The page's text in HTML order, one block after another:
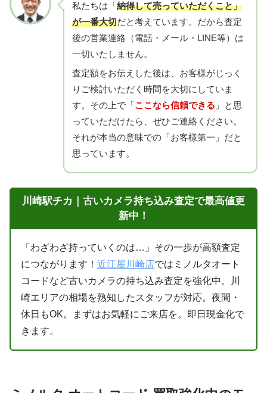
私たちは「納得して売っていただくこと」
が一番大切だと考えています。だから査定
後の営業連絡（電話・メール・LINE等）は
一切いたしません。
査定額をお伝えした後は、お客様がじっく
りご検討いただく時間を大切にしていま
す。その上で「ここなら信頼できる 」と思
っていただけたら、ぜひご連絡ください。
それが本当の意味での「お客様第一」だと
思っています。
川崎駅チカ｜古いカメラ持ち込み査定で最高値更
新中！
「わざわざ持っていくのは…」その一歩が高額査定
につながります！近江屋川崎店ではミノルタオート
コードなど古いカメラの持ち込み査定を強化中。川
崎エリアの相場を熟知したスタッフが対応。夜間・
休日もOK。まずはお気軽にご来店を。即日現金化で
きます。